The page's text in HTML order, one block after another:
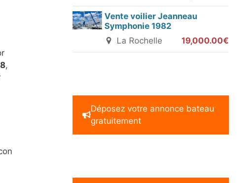
,
Vente voilier Jeanneau
Symphonie 1982
La Rochelle
19,000.00€
Déposez votre annonce bateau
gratuitement